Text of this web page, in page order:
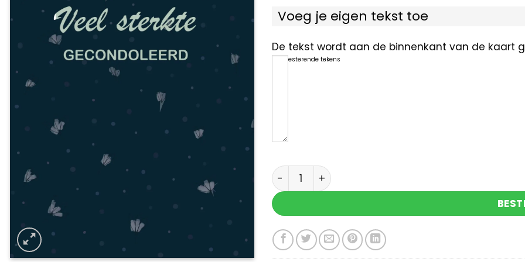
Voeg je eigen tekst toe
De tekst wordt aan de binnenkant van de kaart
resterende tekens
Veel sterkte gecondoleerd aantal